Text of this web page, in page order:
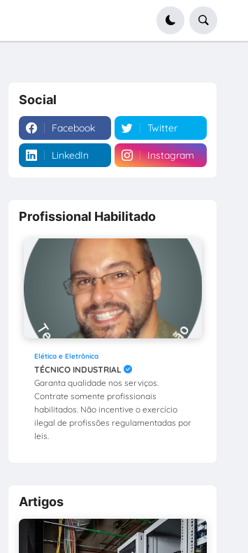
Social
Facebook Twitter
LinkedIn Instagram
Profissional Habilitado
Elética e Eletrônica
TÉCNICO INDUSTRIAL
Garanta qualidade nos serviços.
Contrate somente profissionais
habilitados. Não incentive o exercício
ilegal de profissões regulamentadas por
leis.
Artigos